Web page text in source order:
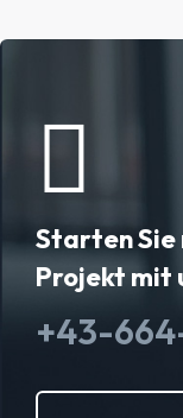
Starten Sie
Projekt mit
+43-